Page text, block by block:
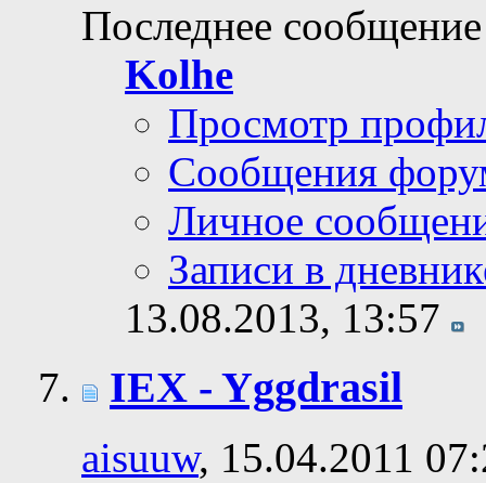
Последнее
Kolhe
Просмотр
Сообщения
Личное
Записи в
13.08.2013, 13:57
IEX - Yggdrasil
aisuuw, 15.04.2011